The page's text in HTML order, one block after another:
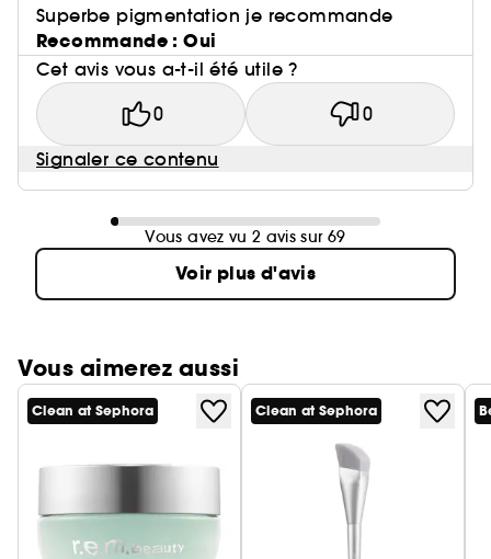
Superbe pigmentation je recommande
Recommande : Oui
Cet avis vous a-t-il été utile ?
0 0
Signaler ce contenu
Vous avez vu 2 avis sur 69
Voir plus d'avis
Vous aimerez aussi
Clean at Sephora Clean at Sephora